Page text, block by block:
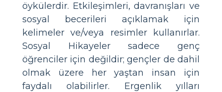
öykülerdir. Etkileşimleri, davranışları ve
sosyal becerileri açıklamak için
kelimeler ve/veya resimler kullanırlar.
Sosyal Hikayeler sadece genç
öğrenciler için değildir; gençler de dahil
olmak üzere her yaştan insan için
faydalı olabilirler. Ergenlik yılları